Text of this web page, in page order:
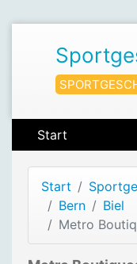
Start
Start
Bern
Biel
Metro